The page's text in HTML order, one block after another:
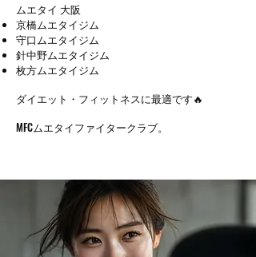
ムエタイ 大阪
京橋ムエタイジム
守口ムエタイジム
針中野ムエタイジム
枚方ムエタイジム
​ダイエット・フィットネスに最適です🔥
MFCムエタイファイタークラブ。